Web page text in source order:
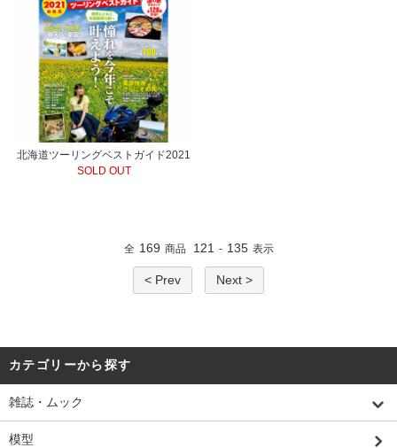
北海道ツーリングベストガイド2021
SOLD OUT
全 169 商品 121 - 135 表示
< Prev Next >
カテゴリーから探す
雑誌・ムック
模型